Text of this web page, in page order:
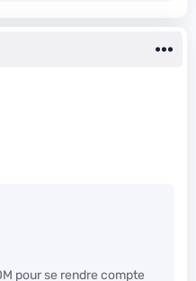
pour se rendre compte